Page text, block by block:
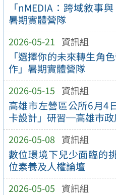
「nMEDIA：跨域敘事
暑期實體營隊
2026-05-21 資訊組
「選擇你的未來轉生角
作」暑期實體營隊
2026-05-15 資訊組
高雄市左營區公所6月4
卡設計」研習─高雄市
2026-05-08 資訊組
數位環境下兒少面臨
位素養及人權論壇
2026-05-05 資訊組